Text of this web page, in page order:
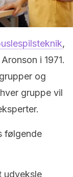
,
i 1971.
og
gruppe vil
følgende
udveksle